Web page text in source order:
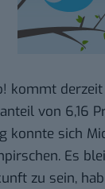
kommt
von 6,16
konnte sich
Es
zu sein,